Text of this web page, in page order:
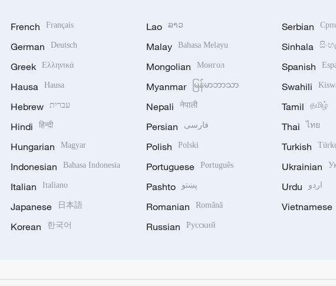
French Français
German Deutsch
Greek Ελληνικά
Hausa Hausa
Hebrew עברית
Hindi हिन्दी
Hungarian Magyar
Indonesian Bahasa Indonesia
Italian Italiano
Japanese 日本語
Korean 한국어
Lao ລາວ
Malay Bahasa Melayu
Mongolian Монгол
Myanmar မြန်မာဘာသာ
Nepali नेपाली
Persian فارسی
Polish Polski
Portuguese Português
Pashto پښتو
Romanian Română
Russian Русский
Serbian
Sinhala
Spanish
Swahili
Tamil தமிழ்
Thai ไทย
Turkish
Ukrainian
Urdu اردو
Vietnamese